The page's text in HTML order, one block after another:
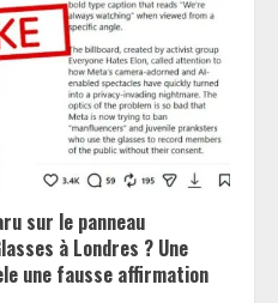
sur le panneau
à Londres ? Une
une fausse affirmation